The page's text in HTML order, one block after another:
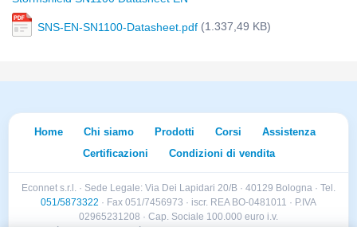
SNS-EN-SN1100-Datasheet.pdf (1.337,49 KB)
Home Chi siamo Prodotti Corsi
Assistenza
Certificazioni
Condizioni di vendita
Econnet s.r.l. · Sede Legale: Via Dei Lapidari 20/B · 40129 Bologna · Tel.
051/5873322 · Fax 051/7456973 · iscr. REA BO-0481011 · P.IVA
02965231208 · Cap. Sociale 100.000 euro i.v.